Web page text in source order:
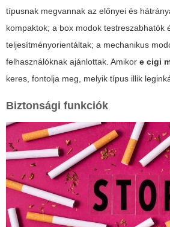
típusnak megvannak az előnyei és
kompaktok; a box modok testreszabhatók
teljesítményorientáltak; a mechanikus
felhasználóknak ajánlottak. Amikor e cigi
keres, fontolja meg, melyik típus illik
Biztonsági funkciók